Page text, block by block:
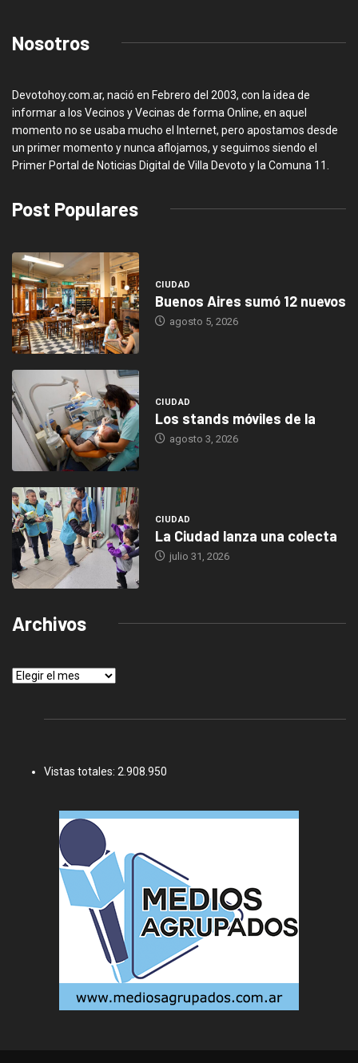
Nosotros
Devotohoy.com.ar, nació en Febrero del 2003, con la idea de
informar a los Vecinos y Vecinas de forma Online, en aquel
momento no se usaba mucho el Internet, pero apostamos desde
un primer momento y nunca aflojamos, y seguimos siendo el
Primer Portal de Noticias Digital de Villa Devoto y la Comuna 11.
Post Populares
CIUDAD
Buenos Aires sumó 12 nuevos
agosto 5, 2026
CIUDAD
Los stands móviles de la
agosto 3, 2026
CIUDAD
La Ciudad lanza una colecta
julio 31, 2026
Archivos
Archivos
Vistas totales: 2.908.950